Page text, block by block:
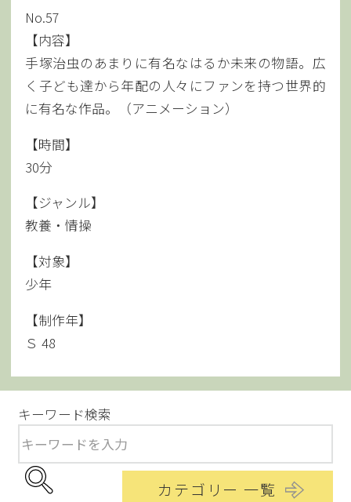
No.57
【内容】
手塚治虫のあまりに有名なはるか未来の物語。広
く子ども達から年配の人々にファンを持つ世界的
に有名な作品。（アニメーション）
【時間】
30分
【ジャンル】
教養・情操
【対象】
少年
【制作年】
Ｓ 48
キーワード検索
カテゴリー 一覧